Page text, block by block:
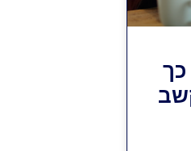
כך